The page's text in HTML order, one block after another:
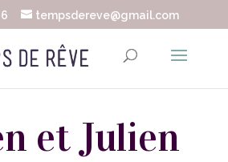
tempsdereve@gmail.com
et Julien